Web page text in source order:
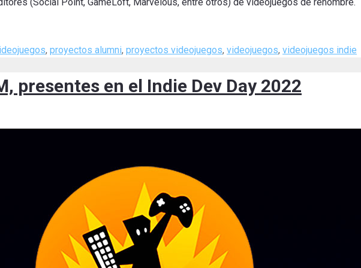
, proyectos alumni, proyectos videojuegos, videojuegos, videojuegos indie
presentes en el Indie Dev Day 2022